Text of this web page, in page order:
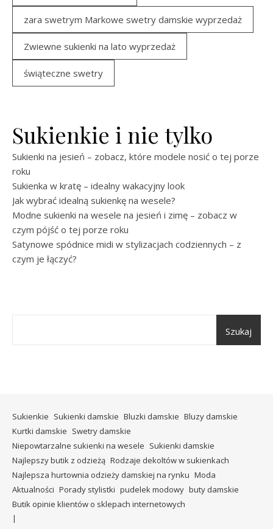
zara swetrym Markowe swetry damskie wyprzedaż
Zwiewne sukienki na lato wyprzedaż
świąteczne swetry
Sukienkie i nie tylko
Sukienki na jesień – zobacz, które modele nosić o tej porze
roku
Sukienka w kratę – idealny wakacyjny look
Jak wybrać idealną sukienkę na wesele?
Modne sukienki na wesele na jesień i zimę – zobacz w
czym pójść o tej porze roku
Satynowe spódnice midi w stylizacjach codziennych – z
czym je łączyć?
Szukaj
Sukienkie Sukienki damskie Bluzki damskie Bluzy damskie
Kurtki damskie Swetry damskie
Niepowtarzalne sukienki na wesele Sukienki damskie
Najlepszy butik z odzieżą Rodzaje dekoltów w sukienkach
Najlepsza hurtownia odzieży damskiej na rynku Moda
Aktualności Porady stylistki pudelek modowy buty damskie
Butik opinie klientów o sklepach internetowych